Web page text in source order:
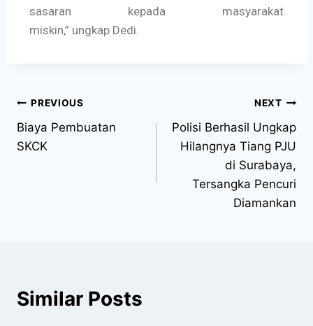
sasaran kepada masyarakat
miskin,” ungkap Dedi.
PREVIOUS
Biaya Pembuatan
SKCK
NEXT
Polisi Berhasil Ungkap
Hilangnya Tiang PJU
di Surabaya,
Tersangka Pencuri
Diamankan
Similar Posts